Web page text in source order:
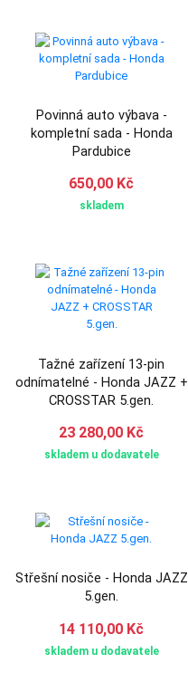
Povinná auto výbava -
kompletní sada - Honda
Pardubice
650,00 Kč
skladem
Tažné zařízení 13-pin
odnímatelné - Honda JAZZ +
CROSSTAR 5.gen.
23 280,00 Kč
skladem u dodavatele
Střešní nosiče - Honda JAZZ
5.gen.
14 110,00 Kč
skladem u dodavatele